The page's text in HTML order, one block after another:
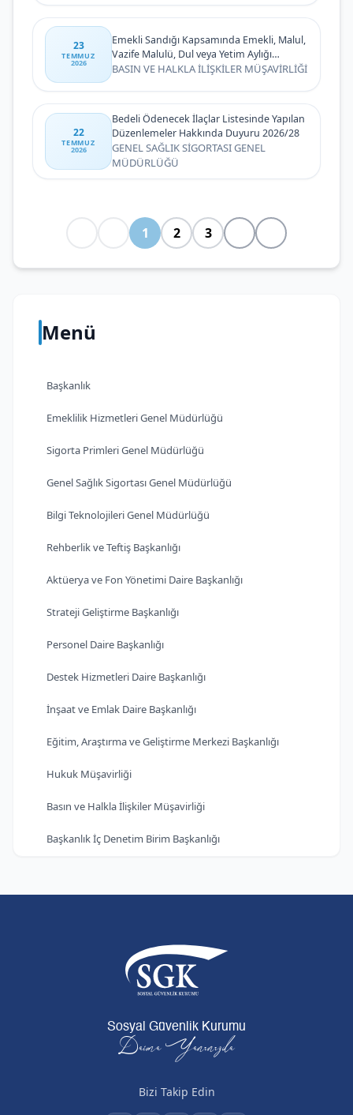
Menü
Başkanlık
Emeklilik Hizmetleri Genel Müdürlüğü
Sigorta Primleri Genel Müdürlüğü
Genel Sağlık Sigortası Genel Müdürlüğü
Bilgi Teknolojileri Genel Müdürlüğü
Rehberlik ve Teftiş Başkanlığı
Aktüerya ve Fon Yönetimi Daire Başkanlığı
Strateji Geliştirme Başkanlığı
Personel Daire Başkanlığı
Destek Hizmetleri Daire Başkanlığı
İnşaat ve Emlak Daire Başkanlığı
Eğitim, Araştırma ve Geliştirme Merkezi Başkanlığı
Hukuk Müşavirliği
Basın ve Halkla İlişkiler Müşavirliği
Başkanlık İç Denetim Birim Başkanlığı
23
TEMMUZ
2026
Emekli Sandığı Kapsamında Emekli, Malul,
Vazife Malulü, Dul veya Yetim Aylığı
Alanların 2026 Yılı Temmuz Dönemi Zam
BASIN VE HALKLA İLİŞKİLER MÜŞAVİRLİĞİ
22
TEMMUZ
2026
Bedeli Ödenecek İlaçlar Listesinde Yapılan
Düzenlemeler Hakkında Duyuru 2026/28
GENEL SAĞLIK SİGORTASI GENEL
MÜDÜRLÜĞÜ
1 2 3
Sosyal Güvenlik Kurumu
Daima Yanınızda
Bizi Takip Edin